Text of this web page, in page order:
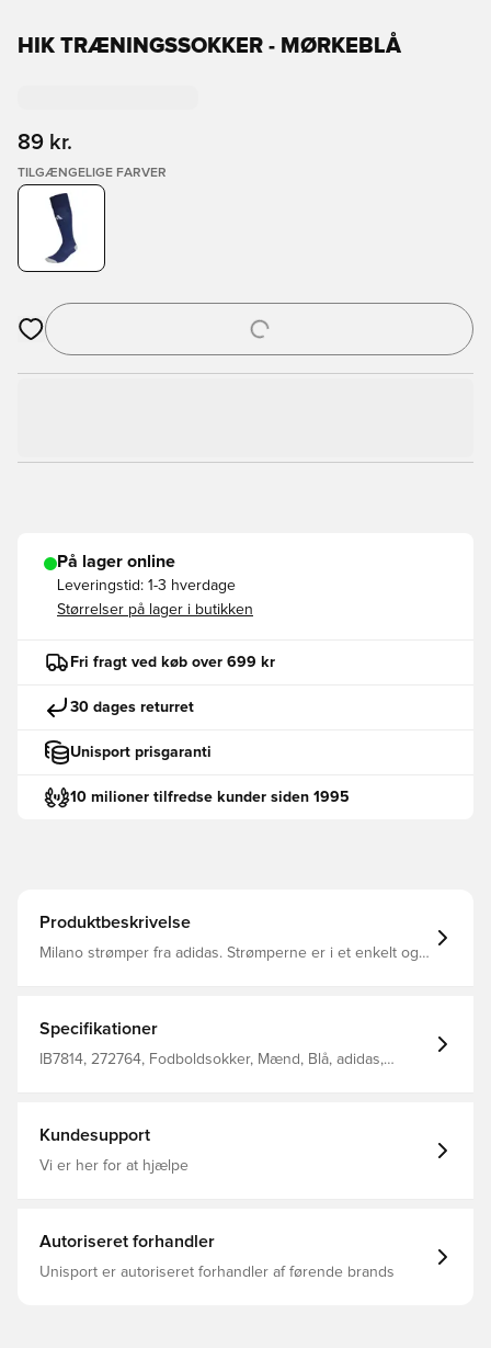
HIK TRÆNINGSSOKKER - MØRKEBLÅ
89 kr.
TILGÆNGELIGE FARVER
Åbner en Modal til at logge ind eller tilmelde dig som medlem
På lager online
Leveringstid: 1-3 hverdage
Størrelser på lager i butikken
Fri fragt ved køb over 699 kr
30 dages returret
Unisport prisgaranti
10 milioner tilfredse kunder siden 1995
Produktbeskrivelse
Milano strømper fra adidas. Strømperne er i et enkelt og
elasthan.
Specifikationer
IB7814, 272764, Fodboldsokker, Mænd, Blå, adidas,
Kundesupport
Vi er her for at hjælpe
Autoriseret forhandler
Unisport er autoriseret forhandler af førende brands